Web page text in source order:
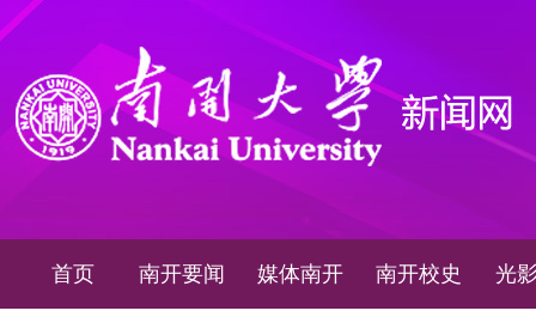
首页 南开要闻 媒体南开 南开校史 光